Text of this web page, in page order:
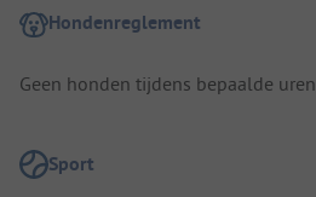
Hondenreglement
Geen honden tijdens bepaalde uren
Sport